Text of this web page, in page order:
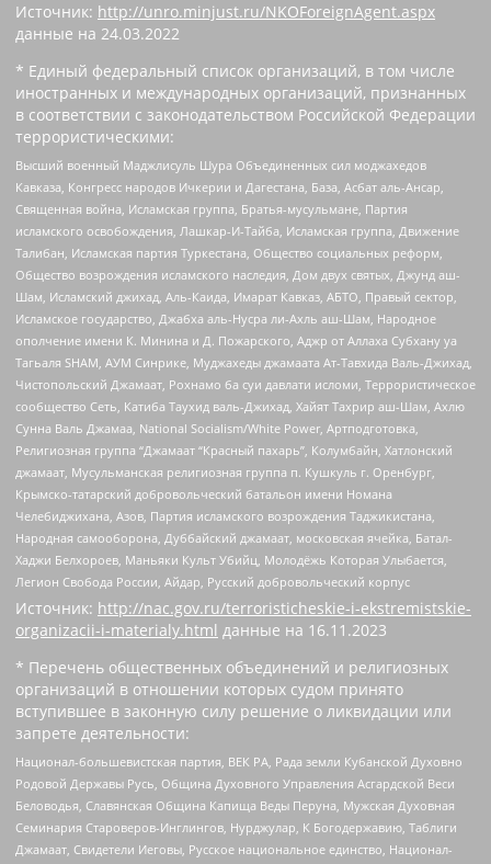
Источник: http://unro.minjust.ru/NKOForeignAgent.aspx
данные на 24.03.2022
* Единый федеральный список организаций, в том числе
иностранных и международных организаций, признанных
в соответствии с законодательством Российской Федерации
террористическими:
Высший военный Маджлисуль Шура Объединенных сил моджахедов
Кавказа, Конгресс народов Ичкерии и Дагестана, База, Асбат аль-Ансар,
Священная война, Исламская группа, Братья-мусульмане, Партия
исламского освобождения, Лашкар-И-Тайба, Исламская группа, Движение
Талибан, Исламская партия Туркестана, Общество социальных реформ,
Общество возрождения исламского наследия, Дом двух святых, Джунд аш-
Шам, Исламский джихад, Аль-Каида, Имарат Кавказ, АБТО, Правый сектор,
Исламское государство, Джабха аль-Нусра ли-Ахль аш-Шам, Народное
ополчение имени К. Минина и Д. Пожарского, Аджр от Аллаха Субхану уа
Тагьаля SHAM, АУМ Синрике, Муджахеды джамаата Ат-Тавхида Валь-Джихад,
Чистопольский Джамаат, Рохнамо ба суи давлати исломи, Террористическое
сообщество Сеть, Катиба Таухид валь-Джихад, Хайят Тахрир аш-Шам, Ахлю
Сунна Валь Джамаа, National Socialism/White Power, Артподготовка,
Религиозная группа “Джамаат “Красный пахарь”, Колумбайн, Хатлонский
джамаат, Мусульманская религиозная группа п. Кушкуль г. Оренбург,
Крымско-татарский добровольческий батальон имени Номана
Челебиджихана, Азов, Партия исламского возрождения Таджикистана,
Народная самооборона, Дуббайский джамаат, московская ячейка, Батал-
Хаджи Белхороев, Маньяки Культ Убийц, Молодёжь Которая Улыбается,
Легион Свобода России, Айдар, Русский добровольческий корпус
Источник: http://nac.gov.ru/terroristicheskie-i-ekstremistskie-
organizacii-i-materialy.html данные на 16.11.2023
* Перечень общественных объединений и религиозных
организаций в отношении которых судом принято
вступившее в законную силу решение о ликвидации или
запрете деятельности:
Национал-большевистская партия, ВЕК РА, Рада земли Кубанской Духовно
Родовой Державы Русь, Община Духовного Управления Асгардской Веси
Беловодья, Славянская Община Капища Веды Перуна, Мужская Духовная
Семинария Староверов-Инглингов, Нурджулар, К Богодержавию, Таблиги
Джамаат, Свидетели Иеговы, Русское национальное единство, Национал-